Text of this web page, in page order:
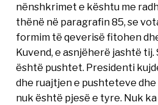
nënshkrimet e kështu me
thënë në paragrafin 85, se
formim të qeverisë fitohen
Kuvend, e asnjëherë jashtë
është pushtet. Presidenti
dhe ruajtjen e pushteteve
nuk është pjesë e tyre. Nuk